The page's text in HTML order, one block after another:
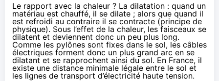
Le rapport avec la chaleur ? La dilatation : quand un
matériau est chauffé, il se dilate ; alors que quand il
est refroidi au contraire il se contracte (principe de
physique). Sous l’effet de la chaleur, les faisceaux se
dilatent et deviennent donc un peu plus long.
Comme les pylônes sont fixes dans le sol, les câbles
électriques forment donc un plus grand arc en se
dilatant et se rapprochent ainsi du sol. En France, il
existe une distance minimale légale entre le sol et
les lignes de transport d’électricité haute tension.